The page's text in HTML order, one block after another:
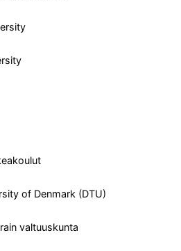
of Denmark (DTU)
valtuuskunta